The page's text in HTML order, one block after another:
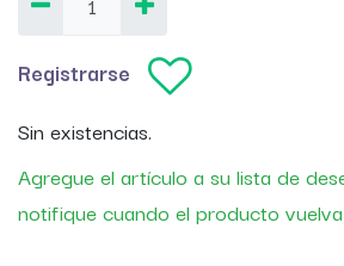
Registrarse
Sin existencias.
Agregue el artículo a su lista de
notifique cuando el producto